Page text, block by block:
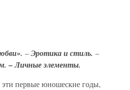
–Эротика и стиль. –
– Личные элементы.
эти первые юношеские годы,